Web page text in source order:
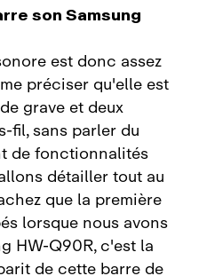
son Samsung
est donc assez
préciser qu'elle est
grave et deux
sans parler du
de fonctionnalités
détailler tout au
que la première
lorsque nous avons
HW‑Q90R, c'est la
de cette barre de